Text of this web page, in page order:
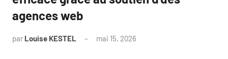
agences web
par Louise KESTEL mai 15, 2026